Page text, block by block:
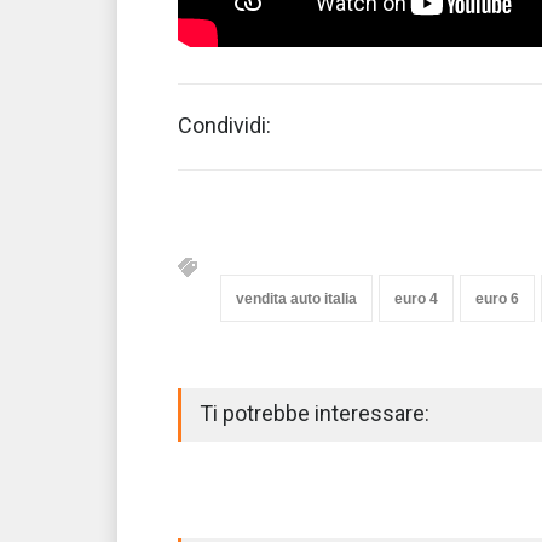
Condividi:
vendita auto italia euro 4 euro 6
Ti potrebbe interessare: